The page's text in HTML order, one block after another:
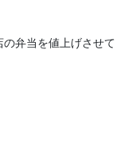
弁当を値上げさせて